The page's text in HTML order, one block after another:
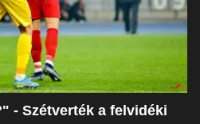
- Szétverték a felvidéki